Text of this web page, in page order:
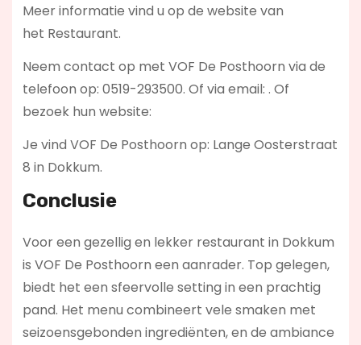
Meer informatie vind u op de website van
het Restaurant.
Neem contact op met VOF De Posthoorn via de
telefoon op: 0519-293500. Of via email: . Of
bezoek hun website:
Je vind VOF De Posthoorn op: Lange Oosterstraat
8 in Dokkum.
Conclusie
Voor een gezellig en lekker restaurant in Dokkum
is VOF De Posthoorn een aanrader. Top gelegen,
biedt het een sfeervolle setting in een prachtig
pand. Het menu combineert vele smaken met
seizoensgebonden ingrediënten, en de ambiance